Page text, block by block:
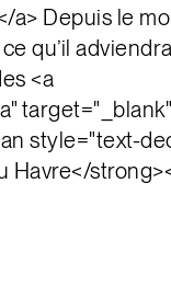
a> Depuis le
qu’il
<a
target="_blank"
style="text-
Havre</